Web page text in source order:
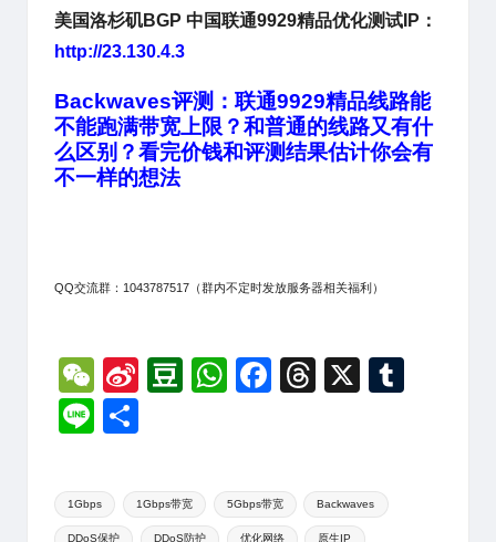
美国洛杉矶BGP 中国联通9929精品优化测试IP：
http://23.130.4.3
Backwaves评测：联通9929精品线路能
不能跑满带宽上限？和普通的线路又有什
么区别？看完价钱和评测结果估计你会有
不一样的想法
QQ交流群：1043787517（群内不定时发放服务器相关福利）
W
e
C
h
at
Si
W
ei
D
b
a
W
s
A
F
e
b
T
a
d
X
Li
e
Tags:
1Gbps 1Gbps带宽 5Gbps带宽 Backwaves
DDoS保护 DDoS防护 优化网络 原生IP